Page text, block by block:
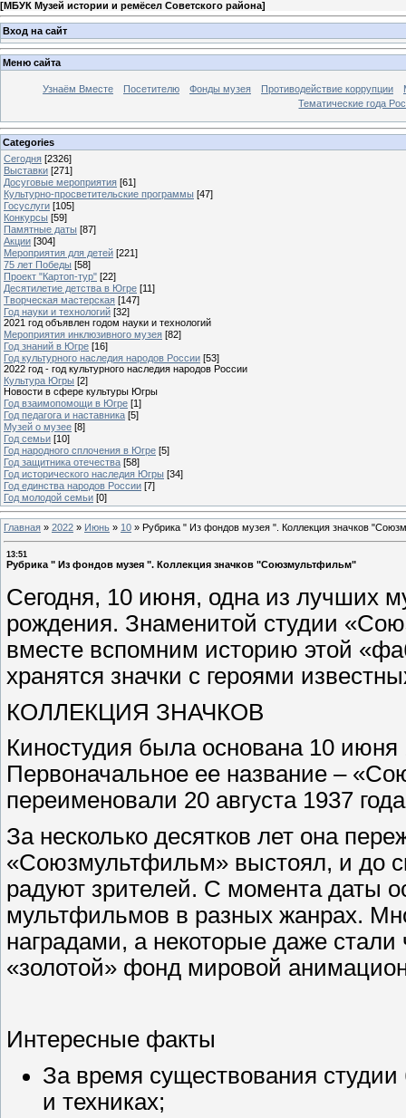
[МБУК Музей истории и ремёсел Советского района]
Вход на сайт
Меню сайта
Узнаём Вместе Посетителю Фонды музея Противодействие коррупции
Тематические года
Categories
Сегодня [2326]
Выставки [271]
Досуговые мероприятия [61]
Культурно-просветительские программы [47]
Госуслуги [105]
Конкурсы [59]
Памятные даты [87]
Акции [304]
Мероприятия для детей [221]
75 лет Победы [58]
Проект "Картоп-тур" [22]
Десятилетие детства в Югре [11]
Творческая мастерская [147]
Год науки и технологий [32]
2021 год объявлен годом науки и технологий
Мероприятия инклюзивного музея [82]
Год знаний в Югре [16]
Год культурного наследия народов России [53]
2022 год - год культурного наследия народов России
Культура Югры [2]
Новости в сфере культуры Югры
Год взаимопомощи в Югре [1]
Год педагога и наставника [5]
Музей о музее [8]
Год семьи [10]
Год народного сплочения в Югре [5]
Год защитника отечества [58]
Год исторического наследия Югры [34]
Год единства народов России [7]
Год молодой семьи [0]
Главная » 2022 » Июнь » 10 » Рубрика " Из фондов музея ". Коллекция значков
13:51
Рубрика " Из фондов музея ". Коллекция значков "Союзмультфильм"
Сегодня, 10 июня, одна из лучших
рождения. Знаменитой студии
вместе вспомним историю этой
хранятся значки с героями
КОЛЛЕКЦИЯ ЗНАЧКОВ
Киностудия была основана 10 июня
Первоначальное ее название –
переименовали 20 августа 1937
За несколько десятков лет она
«Союзмультфильм» выстоял, и до
радуют зрителей. С момента даты
мультфильмов в разных жанрах.
наградами, а некоторые даже
«золотой» фонд мировой
Интересные факты
За время существования
и техниках;